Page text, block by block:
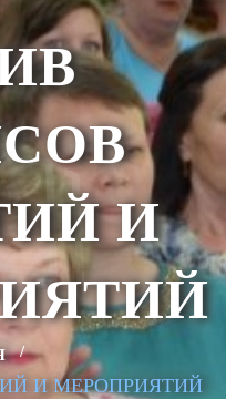
И
И МЕРОПРИЯТИЙ